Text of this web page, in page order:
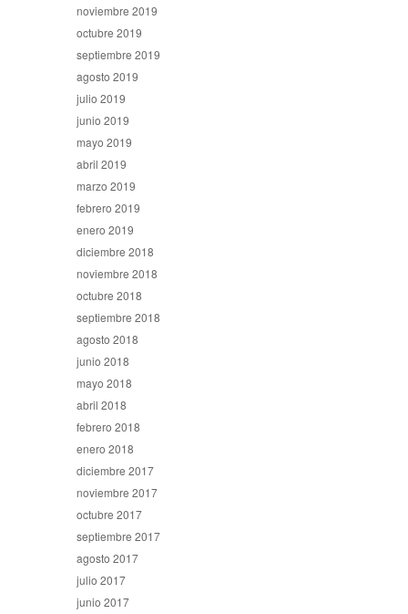
noviembre 2019
octubre 2019
septiembre 2019
agosto 2019
julio 2019
junio 2019
mayo 2019
abril 2019
marzo 2019
febrero 2019
enero 2019
diciembre 2018
noviembre 2018
octubre 2018
septiembre 2018
agosto 2018
junio 2018
mayo 2018
abril 2018
febrero 2018
enero 2018
diciembre 2017
noviembre 2017
octubre 2017
septiembre 2017
agosto 2017
julio 2017
junio 2017